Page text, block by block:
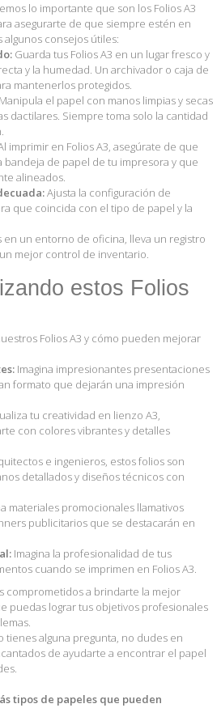
lo importante que son los Folios A3
asegurarte de que siempre estén en
consejos útiles:
Guarda tus Folios A3 en un lugar fresco y
y la humedad. Un archivador o caja de
mantenerlos protegidos.
Manipula el papel con manos limpias y secas
dactilares. Siempre toma solo la cantidad
imprimir en Folios A3, asegúrate de que
bandeja de papel de tu impresora y que
alineados.
Ajusta la configuración de
que coincida con el tipo de papel y la
en un entorno de oficina, lleva un registro
mejor control de inventario.
estos Folios
Folios A3 y cómo pueden mejorar
Imagina impresionantes presentaciones
formato que dejarán una impresión
tu creatividad en lienzo A3,
con colores vibrantes y detalles
e ingenieros, estos folios son
detallados y diseños técnicos con
materiales promocionales llamativos
publicitarios que se destacarán en
Imagina la profesionalidad de tus
cuando se imprimen en Folios A3.
comprometidos a brindarte la mejor
puedas lograr tus objetivos profesionales
tienes alguna pregunta, no dudes en
de ayudarte a encontrar el papel
tipos de papeles que pueden